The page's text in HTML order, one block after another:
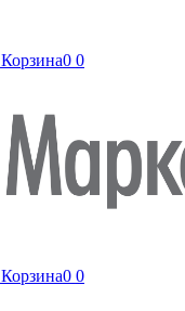
Корзина0 0
Корзина0 0